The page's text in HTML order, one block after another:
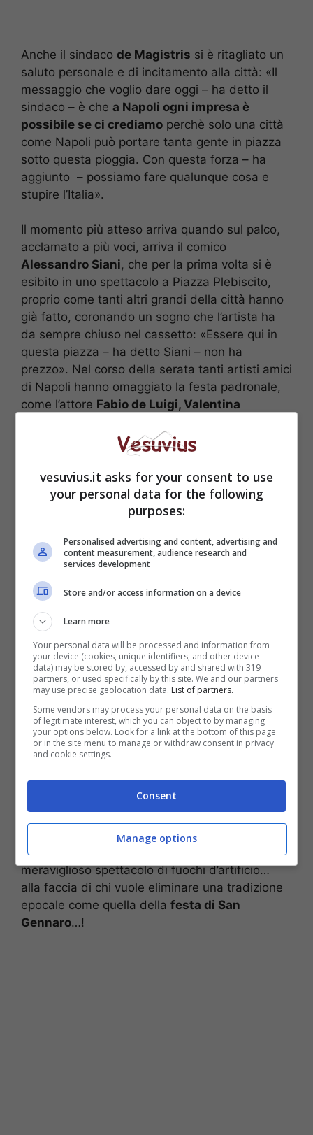
Anche il sindaco de Magistris si è ritagliato un
saluto personale e di incitamento alla città: «Il
messaggio che voglio dare oggi – ha detto il
sindaco – è che a Napoli ogni impresa è
possibile se ci crediamo perchè solo una città
come Napoli può portare tanta gente in piazza
sotto questa pioggia. Con questa forza – ha
aggiunto – possiamo fare qualunque cosa e
stupire l’Italia».
Il momento più atteso arriva quando sul palco,
acclamato a più voci, arriva il comico
Alessandro Siani, che per la prima volta si è
esibito in uno spettacolo a Piazza Plebiscito,
proprio come tanti altri grandi della città hanno
già fatto, coronando un sogno che l’artista ha
da sempre chiuso nel cassetto: «Essere qui in
questa piazza – ha detto Siani – non ha
prezzo». Nel corso della serata tanti artisti amici
di Napoli hanno omaggiato la festa padronale,
come l’attore Fabio de Luigi, Valentina
blockbuster “Benvenuti al Sud” insieme con lo
stesso Siani, il gruppo musicale dei
Caso, Alessandra Amoroso, Guido Lembo e
Giuliano dei Negramaro, che ha inviato un
video di saluto non potendo essere presente
Non poteva naturalmente mancare il momento
rituale intonazione di una delle canzoni simbolo
della musica partenopea,O’ surdat nnammurat
a partire dagli stessi giocatori del Napoli. Infine
la serata si è conclusa “col botto”: con un
meraviglioso spettacolo di fuochi d’artificio…
alla faccia di chi vuole eliminare una tradizione
epocale come quella della festa di San
Gennaro…!
vesuvius.it asks for your consent to use
your personal data for the following
purposes:
Personalised advertising and content, advertising and
content measurement, audience research and
services development
Store and/or access information on a device
Learn more
Your personal data will be processed and information from
your device (cookies, unique identifiers, and other device
data) may be stored by, accessed by and shared with 319
partners, or used specifically by this site. We and our partners
may use precise geolocation data. List of partners.
Some vendors may process your personal data on the basis
of legitimate interest, which you can object to by managing
your options below. Look for a link at the bottom of this page
or in the site menu to manage or withdraw consent in privacy
and cookie settings.
Consent
Manage options